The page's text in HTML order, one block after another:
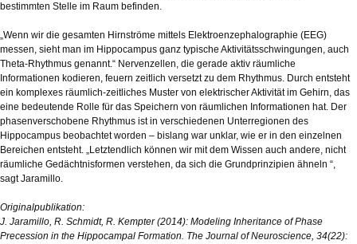
bestimmten Stelle im Raum befinden.
„Wenn wir die gesamten Hirnströme mittels Elektroenzephalographie (EEG)
messen, sieht man im Hippocampus ganz typische Aktivitätsschwingungen, auch
Theta-Rhythmus genannt.“ Nervenzellen, die gerade aktiv räumliche
Informationen kodieren, feuern zeitlich versetzt zu dem Rhythmus. Durch entsteht
ein komplexes räumlich-zeitliches Muster von elektrischer Aktivität im Gehirn, das
eine bedeutende Rolle für das Speichern von räumlichen Informationen hat. Der
phasenverschobene Rhythmus ist in verschiedenen Unterregionen des
Hippocampus beobachtet worden – bislang war unklar, wie er in den einzelnen
Bereichen entsteht. „Letztendlich können wir mit dem Wissen auch andere, nicht
räumliche Gedächtnisformen verstehen, da sich die Grundprinzipien ähneln “,
sagt Jaramillo.
Originalpublikation:
J. Jaramillo, R. Schmidt, R. Kempter (2014): Modeling Inheritance of Phase
Precession in the Hippocampal Formation. The Journal of Neuroscience, 34(22):